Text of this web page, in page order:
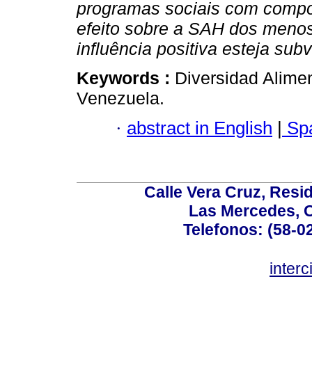
programas sociais com
efeito sobre a SAH dos
influência positiva esteja
Keywords : Diversidad
Venezuela.
· abstract in English |
Calle Vera Cruz,
Las Mercedes,
Telefonos: (58-